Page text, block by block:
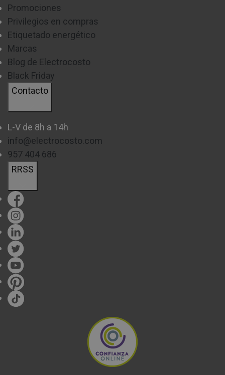
Promociones
Privilegios en compras
Etiquetado energético
Marcas
Blog de Electrocosto
Black Friday
Contacto
L-V de 8h a 14h
info@electrocosto.com
957 404 686
RRSS